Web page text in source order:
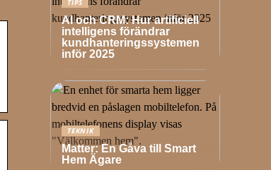
TIPS
AI och CRM: Hur artificiell
intelligens förändrar
kundhanteringssystemen
inför 2025
TEKNIK
Matter: En Gåva till Smart
Hem Ägare